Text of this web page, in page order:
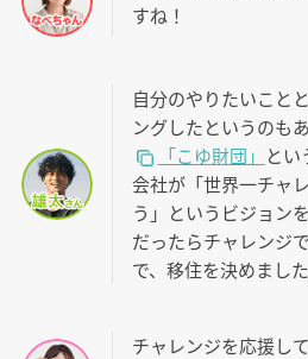
すね！
自分のやりたいこと
ングしたというのも
「こゆ財団」 と
会社が「世界一チャ
う」というビジョン
だったらチャレンジ
で、移住を決めました
チャレンジを応援し